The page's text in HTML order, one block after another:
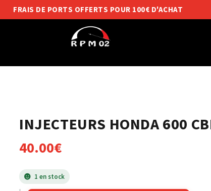
FRAIS DE PORTS OFFERTS POUR 100€ D'ACHAT
INJECTEURS HONDA 600
40.00€
1 en stock